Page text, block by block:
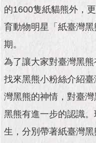
告
施
政
景
成
果
市
政
的1600隻紙貓熊外，
育動物明星「紙臺灣
期。
為了讓大家對臺灣黑
找來黑熊小粉絲介紹
灣黑熊的神情，對臺
黑熊有進一步的認識
生，分別帶著紙臺灣